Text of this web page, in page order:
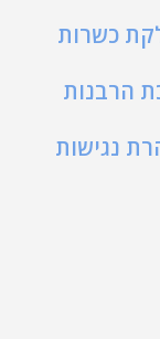
כשרות
הרבנות
נגישות